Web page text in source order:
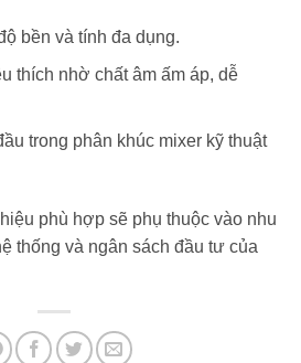
bền và tính đa dụng.
thích nhờ chất âm ấm áp, dễ
trong phân khúc mixer kỹ thuật
phù hợp sẽ phụ thuộc vào nhu
thống và ngân sách đầu tư của